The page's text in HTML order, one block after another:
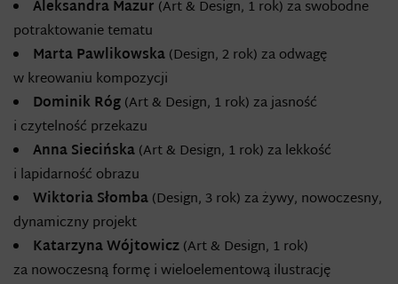
Aleksandra Mazur (Art & Design, 1 rok) za swobodne
potraktowanie tematu
Marta Pawlikowska(Design, 2 rok) za odwagę
w kreowaniu kompozycji
Dominik Róg(Art & Design, 1 rok) za jasność
i czytelność przekazu
Anna Siecińska(Art & Design, 1 rok) za lekkość
i lapidarność obrazu
Wiktoria Słomba(Design, 3 rok) za żywy, nowoczesny,
dynamiczny projekt
Katarzyna Wójtowicz(Art & Design, 1 rok)
za nowoczesną formę i wieloelementową ilustrację